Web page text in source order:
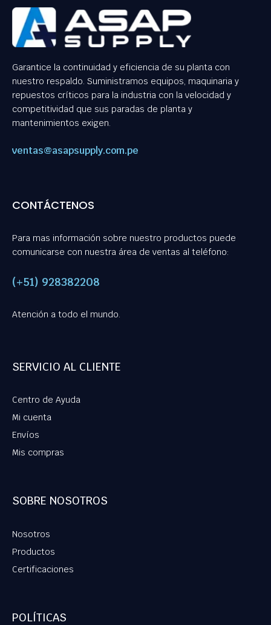
Garantice la continuidad y eficiencia de su planta con
nuestro respaldo. Suministramos equipos, maquinaria y
repuestos críticos para la industria con la velocidad y
competitividad que sus paradas de planta y
mantenimientos exigen.
ventas@asapsupply.com.pe
CONTÁCTENOS
Para mas información sobre nuestro productos puede
comunicarse con nuestra área de ventas al teléfono:
(+51) 928382208
Atención a todo el mundo.
SERVICIO AL CLIENTE
Centro de Ayuda
Mi cuenta
Envíos
Mis compras
SOBRE NOSOTROS
Nosotros
Productos
Certificaciones
POLÍTICAS